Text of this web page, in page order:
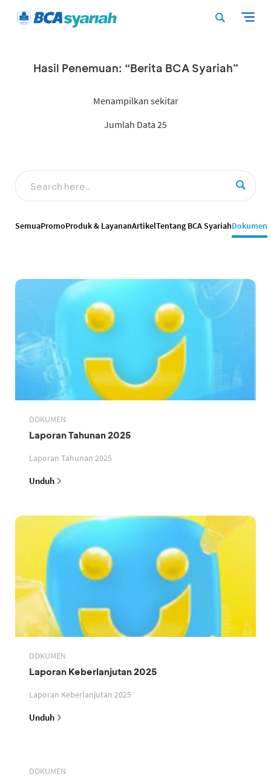
Hasil Penemuan: “Berita BCA Syariah”
Menampilkan sekitar
Jumlah Data 25
SemuaPromoProduk & LayananArtikelTentang BCA SyariahDokumen
DOKUMEN
Laporan Tahunan 2025
Laporan Tahunan 2025
Unduh
DOKUMEN
Laporan Keberlanjutan 2025
Laporan Keberlanjutan 2025
Unduh
DOKUMEN